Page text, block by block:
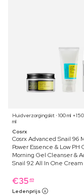
Huidverzorgingskit ⋅ 100 ml
ml
Cosrx
Cosrx Advanced Snail 96
Power Essence & Low PH
Morning Gel Cleanser &
Snail 92 All In One Cream
€35 49
Ledenprijs